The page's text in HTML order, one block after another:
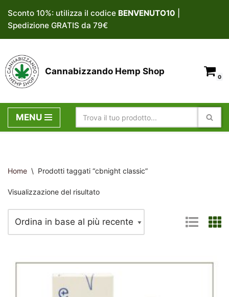
Vai
al
contenuto
Sconto 10%: utilizza il codice BENVENUTO10
Spedizione GRATIS da 79€
Cannabizzando Hemp Shop
0
MENU
Home \ Prodotti taggati “cbnight classic”
Visualizzazione del risultato